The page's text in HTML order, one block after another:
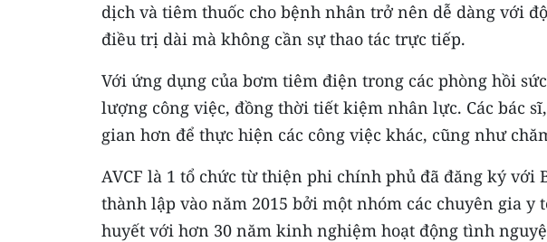
dịch và tiêm thuốc cho bệnh nhân trở nên dễ dàng với
điều trị dài mà không cần sự thao tác trực tiếp.
Với ứng dụng của bơm tiêm điện trong các phòng hồi
lượng công việc, đồng thời tiết kiệm nhân lực. Các bác
gian hơn để thực hiện các công việc khác, cũng như
AVCF là 1 tổ chức từ thiện phi chính phủ đã đăng ký với
thành lập vào năm 2015 bởi một nhóm các chuyên gia
huyết với hơn 30 năm kinh nghiệm hoạt động tình